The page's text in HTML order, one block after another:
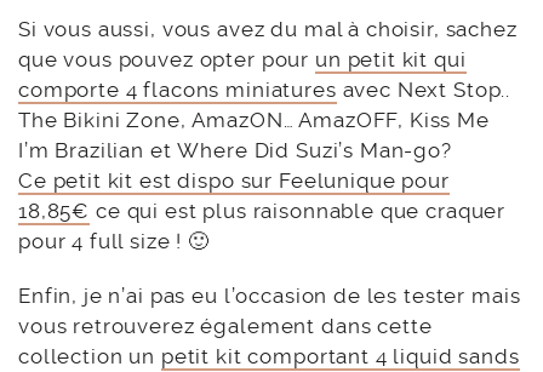
Si vous aussi, vous avez du mal à choisir, sachez
que vous pouvez opter pour un petit kit qui
comporte 4 flacons miniatures avec Next Stop..
The Bikini Zone, AmazON… AmazOFF, Kiss Me
I’m Brazilian et Where Did Suzi’s Man-go?
Ce petit kit est dispo sur Feelunique pour
18,85€ ce qui est plus raisonnable que craquer
pour 4 full size ! 🙂
Enfin, je n’ai pas eu l’occasion de les tester mais
vous retrouverez également dans cette
collection un petit kit comportant 4 liquid sands